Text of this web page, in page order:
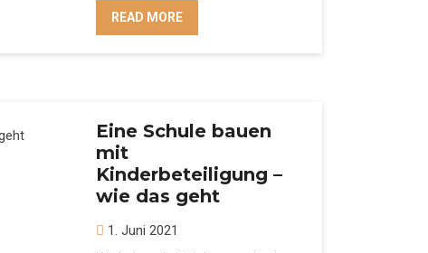
READ MORE
Eine Schule bauen
mit
Kinderbeteiligung –
wie das geht
1. Juni 2021